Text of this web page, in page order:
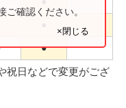
●
確認ください。
×閉じる
祝日などで変更がござ